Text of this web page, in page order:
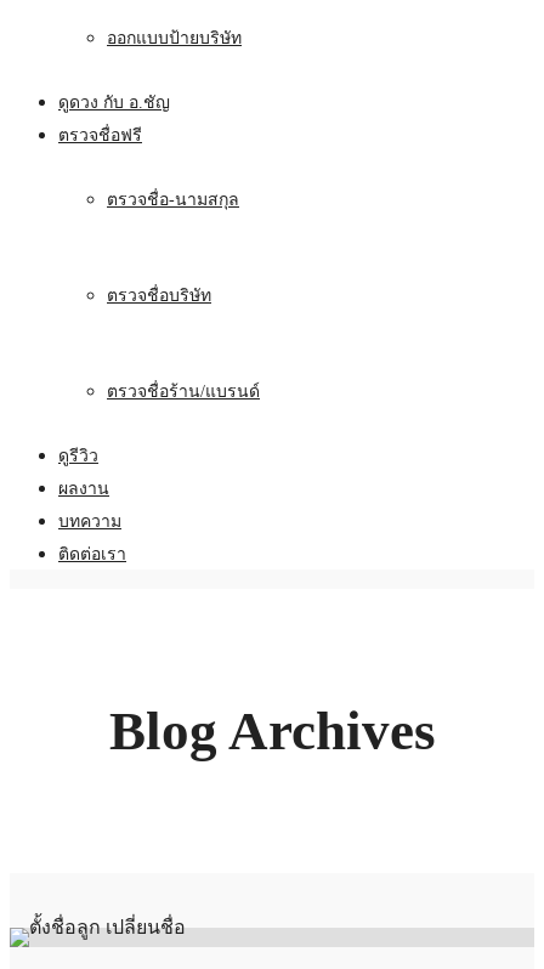
ออกแบบป้ายบริษัท
ดูดวง กับ อ.ชัญ
ตรวจชื่อฟรี
ตรวจชื่อ-นามสกุล
ตรวจชื่อบริษัท
ตรวจชื่อร้าน/แบรนด์
ดูรีวิว
ผลงาน
บทความ
ติดต่อเรา
Blog Archives